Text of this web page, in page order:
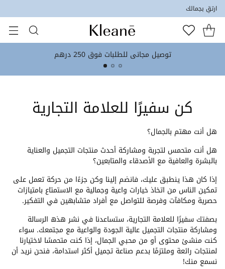
ارتقِ بجمالك
توصيل مجاني للطلبات فوق 250 درهم
كن سفيرًا للعلامة التجارية
هل أنت مهتم بالجمال؟
هل أنت متحمس لتجربة ومشاركة أحدث منتجات التجميل والعناية
بالبشرة والعافية مع الأصدقاء والمتابعين؟
إذا كان هذا ينطبق عليك، فانضم إلينا وكن جزءًا من حركة تعمل على
تمكين الناس من اتخاذ خيارات واعية وجمالية مع الاستمتاع بامتيازات
حصرية ومكافآت وفرصة للتواصل مع أفراد متشابهين في التفكير.
بصفتك سفيرًا للعلامة التجارية، ستساعدنا في نشر هذه الرسالة
ومشاركة منتجات التجميل عالية الجودة والواعية مع مجتمعك. سواء
كنت منشئ محتوى أو من محبي الجمال، إذا كنت متحمسًا لاختيارنا
لمنتجات رائعة وملتزمًا بدعم صناعة تجميل أكثر استدامة، فنحن نريد أن
نسمع منك!